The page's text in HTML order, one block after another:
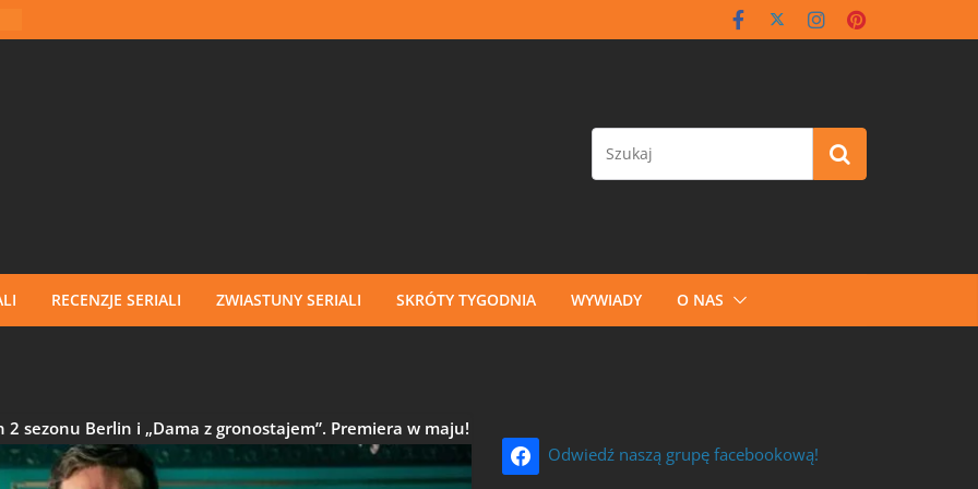
RECENZJE SERIALI ZWIASTUNY SERIALI SKRÓTY TYGODNIA WYWIADY O NAS
2 sezonu Berlin i „Dama z gronostajem”. Premiera w maju!
Odwiedź naszą grupę facebookową!